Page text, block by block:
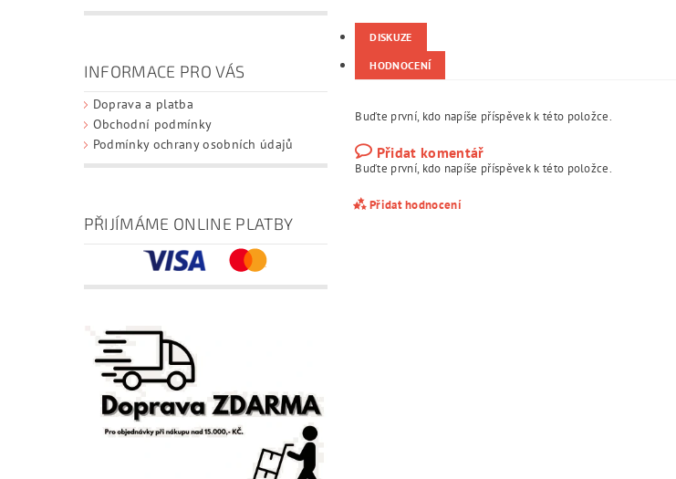
INFORMACE PRO VÁS
Doprava a platba
Obchodní podmínky
Podmínky ochrany osobních údajů
PŘIJÍMÁME ONLINE PLATBY
DISKUZE
HODNOCENÍ
Buďte první, kdo napíše příspěvek k této položce.
Přidat komentář
Buďte první, kdo napíše příspěvek k této položce.
Přidat hodnocení